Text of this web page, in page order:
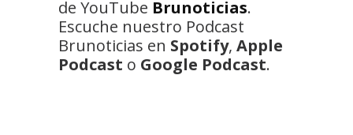
de YouTube Brunoticias.
Escuche nuestro Podcast
Brunoticias en Spotify, Apple
Podcast o Google Podcast.